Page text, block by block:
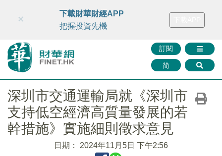
財華智庫網 FINTV FINMETA 財華證券 媒體矩陣
訂閱
简
×
下載財華財經APP
把握投資先機
深圳市交通運輸局就《深圳市
支持低空經濟高質量發展的若
幹措施》實施細則徵求意見
日期： 2024年11月5日 下午2:56